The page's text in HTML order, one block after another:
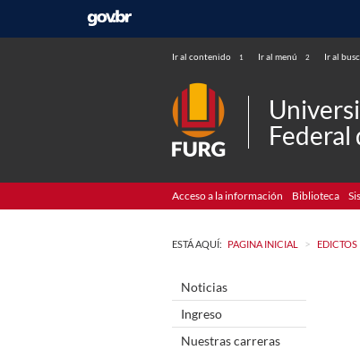
Ir al contenido 1 Ir al menú 2 Ir al
Federal
Acceso a la información Biblioteca
ESTÁ AQUÍ: PAGINA INICIAL > EDICTOS
Noticias
Ingreso
Nuestras carreras